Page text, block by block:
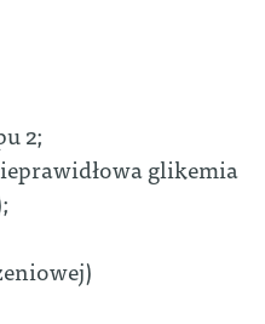
2;
glikemia